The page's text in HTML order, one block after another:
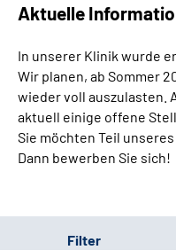
Aktuelle
In unserer Klinik wurde
Wir planen, ab Sommer
wieder voll auszulasten.
aktuell einige offene
Sie möchten Teil
Dann bewerben Sie sich!
Filter